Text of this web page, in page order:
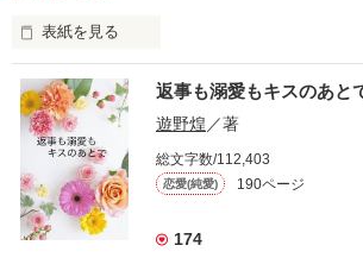
さらに、美桜が初めてだと知った哲平は
『責任をとる、結婚しよう』と真っ直ぐに
戸惑う美桜とは裏腹に、好きという気持ちを
甘やかしてくる。
そんなある日、哲平は美桜がストーカー被害
遭っていることを知る。
美桜を守るため、哲平は同居を提案してき
表紙を見る
おかしな噂を流されて前の職場でうまくい
桜は、海外で傷心旅行をしていたところ、日
い、酒の勢いもあり一夜限りの関係となる。
帰国後、美桜は新しい職場でワンナイトし
なんと彼の正体は、とある財閥御曹司にも
れて起業した新進気鋭の実業家、社内でも冷
――御影恭司その人だったのだ――！
なぜか恭司から飼い猫の世話係を命じら
返事も溺愛もキスのあと
遊野煌 ／著
総文字数/112,403
恋愛(純愛) 190ページ
174